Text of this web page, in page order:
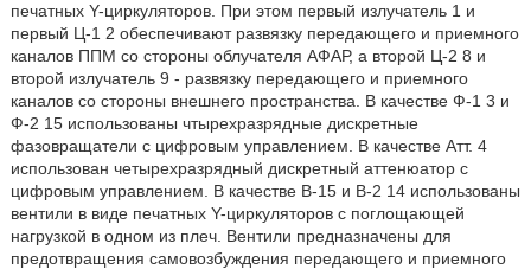
печатных Y-циркуляторов. При этом первый излучатель 1 и
первый Ц-1 2 обеспечивают развязку передающего и приемного
каналов ППМ со стороны облучателя АФАР, а второй Ц-2 8 и
второй излучатель 9 - развязку передающего и приемного
каналов со стороны внешнего пространства. В качестве Ф-1 3 и
Ф-2 15 использованы чтырехразрядные дискретные
фазовращатели с цифровым управлением. В качестве Атт. 4
использован четырехразрядный дискретный аттенюатор с
цифровым управлением. В качестве В-15 и В-2 14 использованы
вентили в виде печатных Y-циркуляторов с поглощающей
нагрузкой в одном из плеч. Вентили предназначены для
предотвращения самовозбуждения передающего и приемного